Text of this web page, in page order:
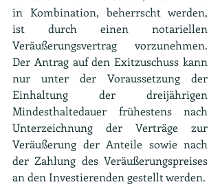
in Kombination, beherrscht werden,
ist durch einen notariellen
Veräußerungsvertrag vorzunehmen.
Der Antrag auf den Exitzuschuss kann
nur unter der Voraussetzung der
Einhaltung der dreijährigen
Mindesthaltedauer frühestens nach
Unterzeichnung der Verträge zur
Veräußerung der Anteile sowie nach
der Zahlung des Veräußerungspreises
an den Investierenden gestellt werden.